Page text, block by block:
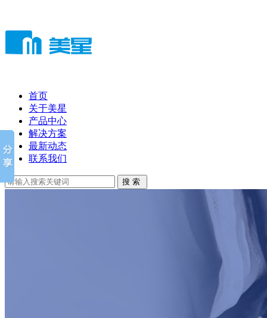
首页
关于美星
产品中心
解决方案
最新动态
联系我们